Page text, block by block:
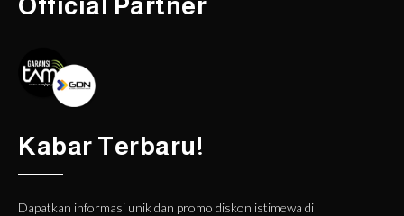
Official Partner
Kabar Terbaru!
Dapatkan informasi unik dan promo diskon istimewa di